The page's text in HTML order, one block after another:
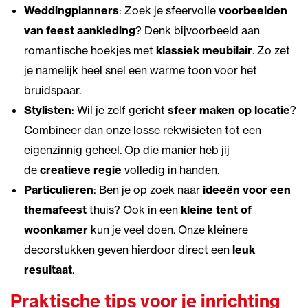
Weddingplanners: Zoek je sfeervolle voorbeelden
van feest aankleding? Denk bijvoorbeeld aan
romantische hoekjes met klassiek meubilair. Zo zet
je namelijk heel snel een warme toon voor het
bruidspaar.
Stylisten: Wil je zelf gericht sfeer maken op locatie?
Combineer dan onze losse rekwisieten tot een
eigenzinnig geheel. Op die manier heb jij
de creatieve regie volledig in handen.
Particulieren: Ben je op zoek naar ideeën voor een
themafeest thuis? Ook in een kleine tent of
woonkamer kun je veel doen. Onze kleinere
decorstukken geven hierdoor direct een leuk
resultaat.
Praktische tips voor je inrichting